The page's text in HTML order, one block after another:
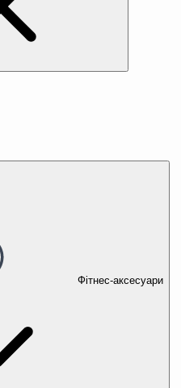
Фітнес-аксесуари